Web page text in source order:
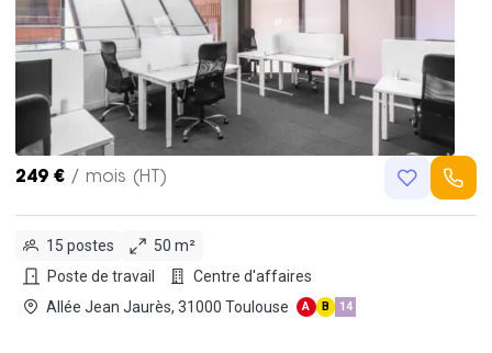
249 € / mois (HT)
15 postes
50 m²
Poste de travail
Centre d'affaires
Allée Jean Jaurès, 31000 Toulouse
A B 14